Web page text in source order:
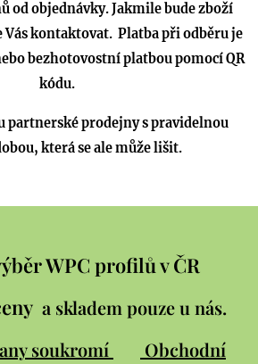
od objednávky. Jakmile bude zboží
Vás kontaktovat. Platba při odběru je
bezhotovostní platbou pomocí QR
kódu.
partnerské prodejny s pravidelnou
která se ale může lišit.
WPC profilů v ČR
a skladem pouze u nás.
soukromí
Obchodní